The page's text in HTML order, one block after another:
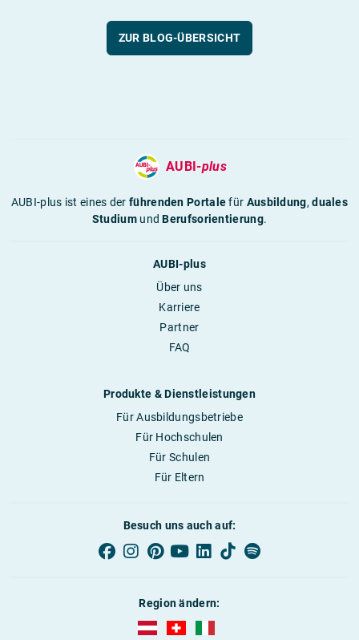
ZUR BLOG-ÜBERSICHT
AUBI-plus
AUBI-plus ist eines derführenden Portalefür Ausbildung,duales
StudiumundBerufsorientierung.
AUBI-plus
Über uns
Karriere
Partner
FAQ
Produkte & Dienstleistungen
Für Ausbildungsbetriebe
Für Hochschulen
Für Schulen
Für Eltern
Besuch uns auch auf:
Region ändern:
AUBI-plus Österreich (deutsch)